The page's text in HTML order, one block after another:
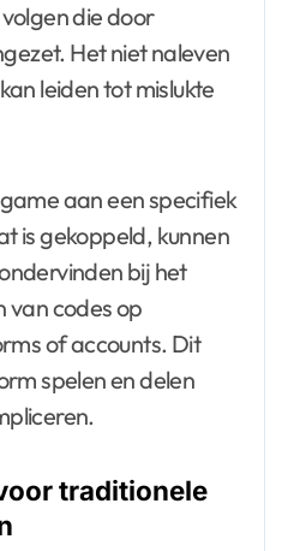
die door
Het niet naleven
leiden tot mislukte
aan een specifiek
is gekoppeld, kunnen
bij het
van codes op
of accounts. Dit
spelen en delen
traditionele